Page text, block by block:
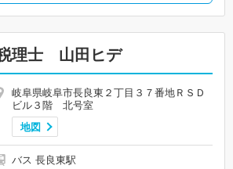
理士 山田ヒデ
岐阜県岐阜市長良東２丁目３７番地ＲＳＤ
ビル３階 北号室
地図
バス 長良東駅